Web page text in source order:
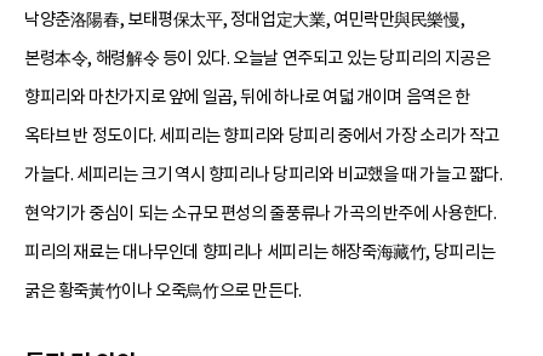
낙양춘洛陽春, 보태평保太平, 정대업定大業, 여민락만與民樂慢,
본령本令, 해령解令 등이 있다. 오늘날 연주되고 있는 당피리의 지공은
향피리와 마찬가지로 앞에 일곱, 뒤에 하나로 여덟 개이며 음역은 한
옥타브 반 정도이다. 세피리는 향피리와 당피리 중에서 가장 소리가 작고
가늘다. 세피리는 크기 역시 향피리나 당피리와 비교했을 때 가늘고 짧다.
현악기가 중심이 되는 소규모 편성의 줄풍류나 가곡의 반주에 사용한다.
피리의 재료는 대나무인데 향피리나 세피리는 해장죽海藏竹, 당피리는
굵은 황죽黃竹이나 오죽烏竹으로 만든다.